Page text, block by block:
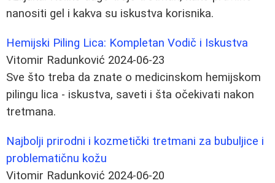
nanositi gel i kakva su iskustva korisnika.
Hemijski Piling Lica: Kompletan Vodič i Iskustva
Vitomir Radunković 2024-06-23
Sve što treba da znate o medicinskom hemijskom
pilingu lica - iskustva, saveti i šta očekivati nakon
tretmana.
Najbolji prirodni i kozmetički tretmani za bubuljice i
problematičnu kožu
Vitomir Radunković 2024-06-20